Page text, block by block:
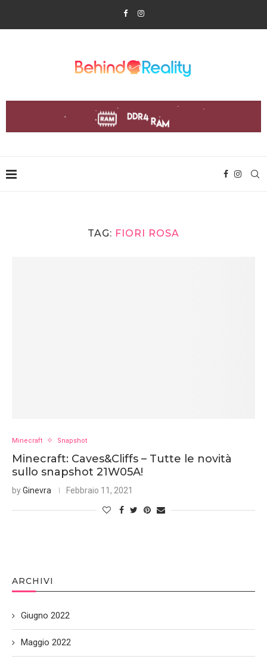
TAG: FIORI ROSA
Minecraft Snapshot
Minecraft: Caves&Cliffs – Tutte le novità
sullo snapshot 21W05A!
byGinevra Febbraio 11, 2021
ARCHIVI
Giugno 2022
Maggio 2022